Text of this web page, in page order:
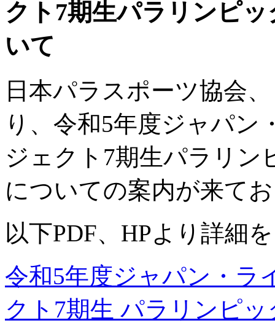
クト7期生パラリンピ
いて
日本パラスポーツ協会
り、令和5年度ジャパン
ジェクト7期生パラリン
についての案内が来て
以下PDF、HPより詳細
令和5年度ジャパン・ラ
クト7期生 パラリンピ